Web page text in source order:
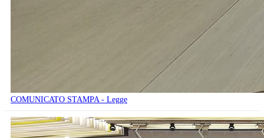
COMUNICATO STAMPA - Legge